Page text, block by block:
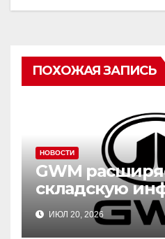
o
ть
ПОХОЖАЯ ЗАПИСЬ
НОВОСТИ
GWM
складскую
в России
ИЮЛ 20, 2026